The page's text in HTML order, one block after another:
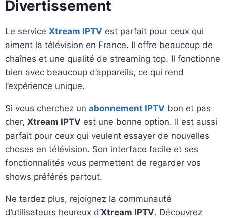
Divertissement
Le service Xtream IPTV est parfait pour ceux qui
aiment la télévision en France. Il offre beaucoup de
chaînes et une qualité de streaming top. Il fonctionne
bien avec beaucoup d’appareils, ce qui rend
l’expérience unique.
Si vous cherchez un abonnement IPTV bon et pas
cher, Xtream IPTV est une bonne option. Il est aussi
parfait pour ceux qui veulent essayer de nouvelles
choses en télévision. Son interface facile et ses
fonctionnalités vous permettent de regarder vos
shows préférés partout.
Ne tardez plus, rejoignez la communauté
d’utilisateurs heureux d’Xtream IPTV. Découvrez